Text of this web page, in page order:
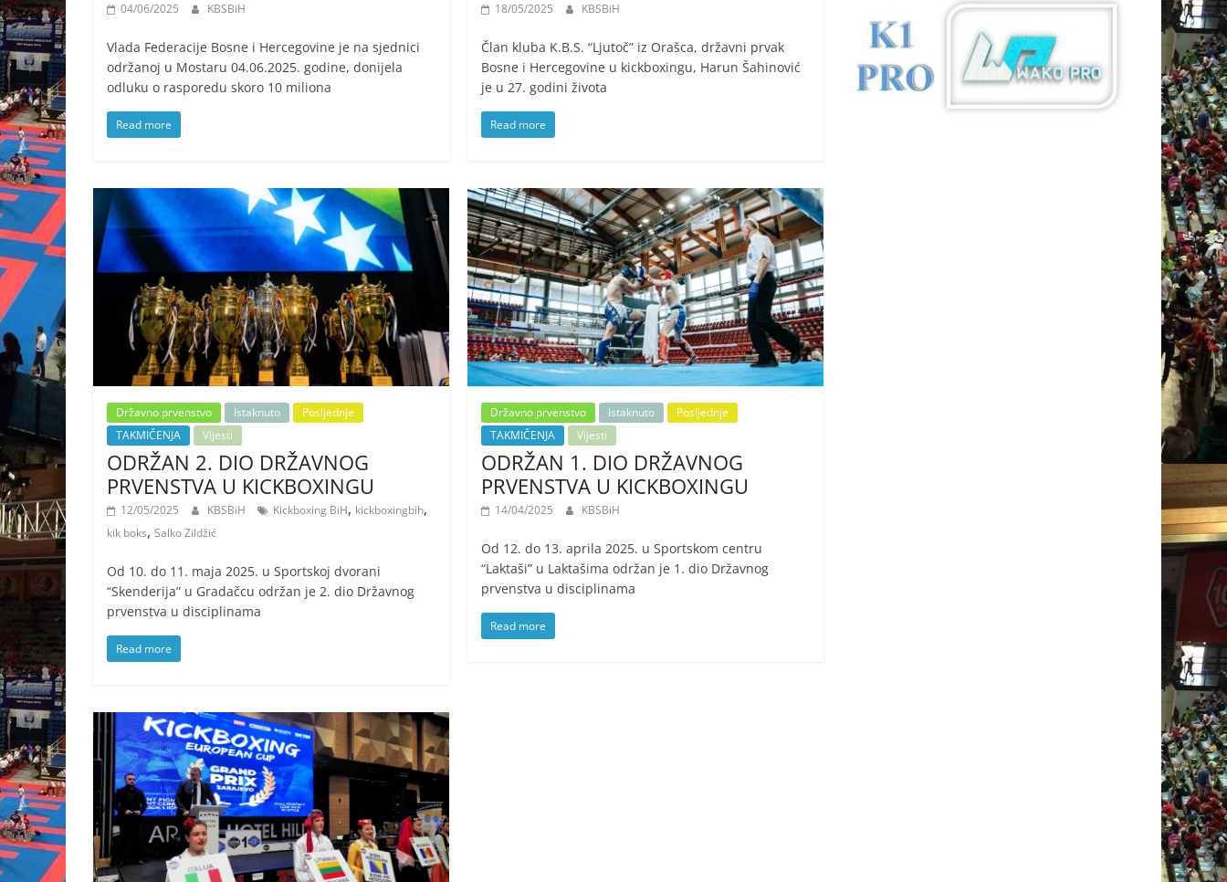
04/06/2025 KBSBiH
Vlada Federacije Bosne i Hercegovine je na sjednici
održanoj u Mostaru 04.06.2025. godine, donijela
odluku o rasporedu skoro 10 miliona
Read more
18/05/2025 KBSBiH
Član kluba K.B.S. “Ljutoč” iz Orašca, državni prvak
Bosne i Hercegovine u kickboxingu, Harun Šahinović
je u 27. godini života
Read more
Državno prvenstvo Istaknuto
Posljednje
TAKMIČENJA
Vijesti
ODRŽAN 2. DIO DRŽAVNOG
PRVENSTVA U KICKBOXINGU
12/05/2025 KBSBiH Kickboxing BiH, kickboxingbih,
kik boks, Salko Zildžić
Od 10. do 11. maja 2025. u Sportskoj dvorani
“Skenderija” u Gradačcu održan je 2. dio Državnog
prvenstva u disciplinama
Read more
Državno prvenstvo Istaknuto
Posljednje
TAKMIČENJA
Vijesti
ODRŽAN 1. DIO DRŽAVNOG
PRVENSTVA U KICKBOXINGU
14/04/2025 KBSBiH
Od 12. do 13. aprila 2025. u Sportskom centru
“Laktaši” u Laktašima održan je 1. dio Državnog
prvenstva u disciplinama
Read more